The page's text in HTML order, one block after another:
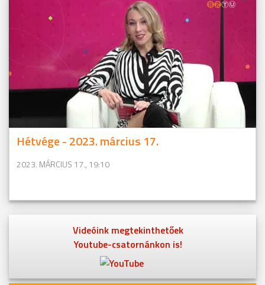
Hétvége - 2023. március 17.
2023. MÁRCIUS 17., 19:10
Videóink megtekinthetőek
Youtube-csatornánkon is!